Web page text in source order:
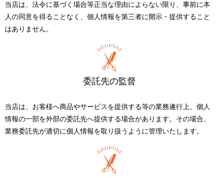
当店は、法令に基づく場合等正当な理由によらない限り、事前に本
人の同意を得ることなく、個人情報を第三者に開示・提供すること
はありません。
委託先の監督
当店は、お客様へ商品やサービスを提供する等の業務遂行上、個人
情報の一部を外部の委託先へ提供する場合があります。その場合、
業務委託先が適切に個人情報を取り扱うように管理いたします。